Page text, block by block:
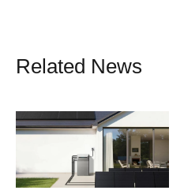
Related News